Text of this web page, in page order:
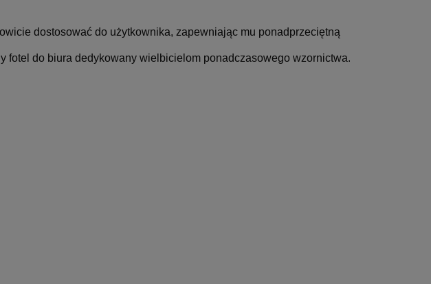
469,00 zł
ERGON 2 HB
1 250,00 zł
dostosować do użytkownika, zapewniając mu ponadprzeciętną
fotel do biura dedykowany wielbicielom ponadczasowego wzornictwa.